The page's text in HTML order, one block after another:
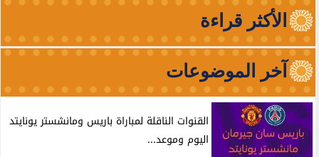
الأكثر قراءة
آخر الموضوعات
القنوات الناقلة لمباراة باريس ومانشستر يونايتد
اليوم وموعد...